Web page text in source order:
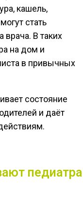
кашель,
стать
врача. В таких
на дом и
в привычных
состояние
и даёт
педиатра